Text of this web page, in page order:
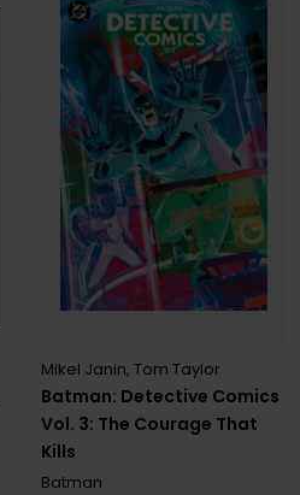
Batman: Detective Comics
Vol. 3: The Courage That
Kills
Mikel Janin,Tom Taylor
Batman